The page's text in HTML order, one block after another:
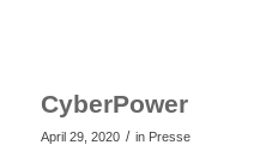
CyberPower
April 29, 2020 / in Presse